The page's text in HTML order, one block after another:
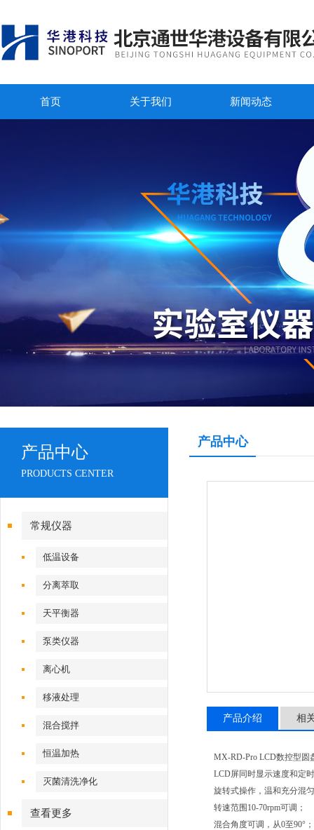
首页 关于我们 新闻动态
产品中心
PRODUCTS CENTER
常规仪器
低温设备
分离萃取
天平衡器
泵类仪器
离心机
移液处理
混合搅拌
恒温加热
灭菌清洗净化
查看更多
产品中心
产品介绍 相
MX-RD-Pro LCD数控型圆
LCD屏同时显示速度和定
旋转式操作，温和充分混
转速范围10-70rpm可调；
混合角度可调，从0至90°；